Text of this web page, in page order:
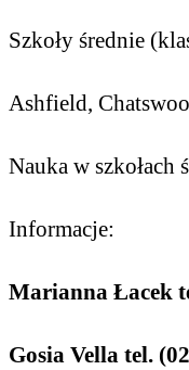
Szkoły średnie
Ashfield,
Nauka w szkołach
Informacje:
Marianna Łacek
Gosia Vella tel.